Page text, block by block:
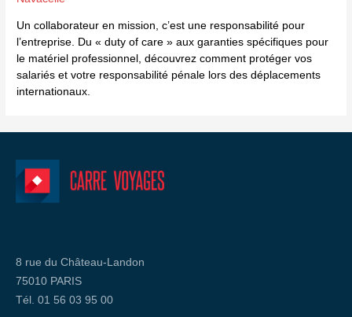
Un collaborateur en mission, c’est une responsabilité pour
l’entreprise. Du « duty of care » aux garanties spécifiques pour
le matériel professionnel, découvrez comment protéger vos
salariés et votre responsabilité pénale lors des déplacements
internationaux.
8 rue du Château-Landon
75010 PARIS
Tél. 01 56 03 95 00